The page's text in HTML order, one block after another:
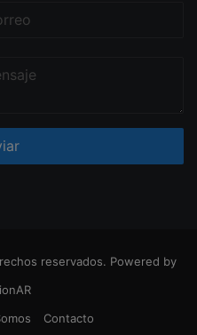
reservados. Powered by
Contacto